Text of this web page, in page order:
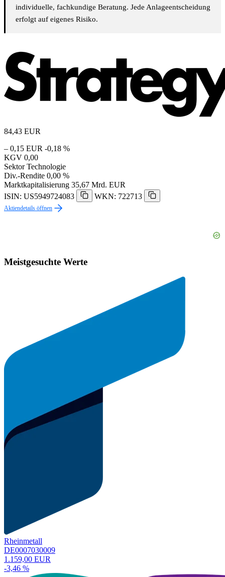
individuelle, fachkundige Beratung. Jede Anlageentscheidung
erfolgt auf eigenes Risiko.
84,43 EUR
– 0,15 EUR -0,18 %
KGV 0,00
Sektor Technologie
Div.-Rendite 0,00 %
Marktkapitalisierung 35,67 Mrd. EUR
ISIN: US5949724083
WKN: 722713
Aktiendetails öffnen
Meistgesuchte Werte
Rheinmetall
DE0007030009
1.159,00 EUR
-3,46 %